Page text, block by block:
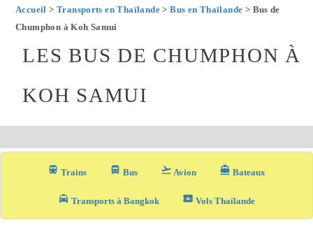
Accueil > Transports en Thaïlande>Bus en Thaïlande > Bus de
Chumphon à Koh Samui
LES BUS DE CHUMPHON À
KOH SAMUI
train Trains directions_bus_filled Bus flight_takeoff Avion directions_boat Bateaux
local_taxi Transports à Bangkok airplane_ticket Vols Thaïlande